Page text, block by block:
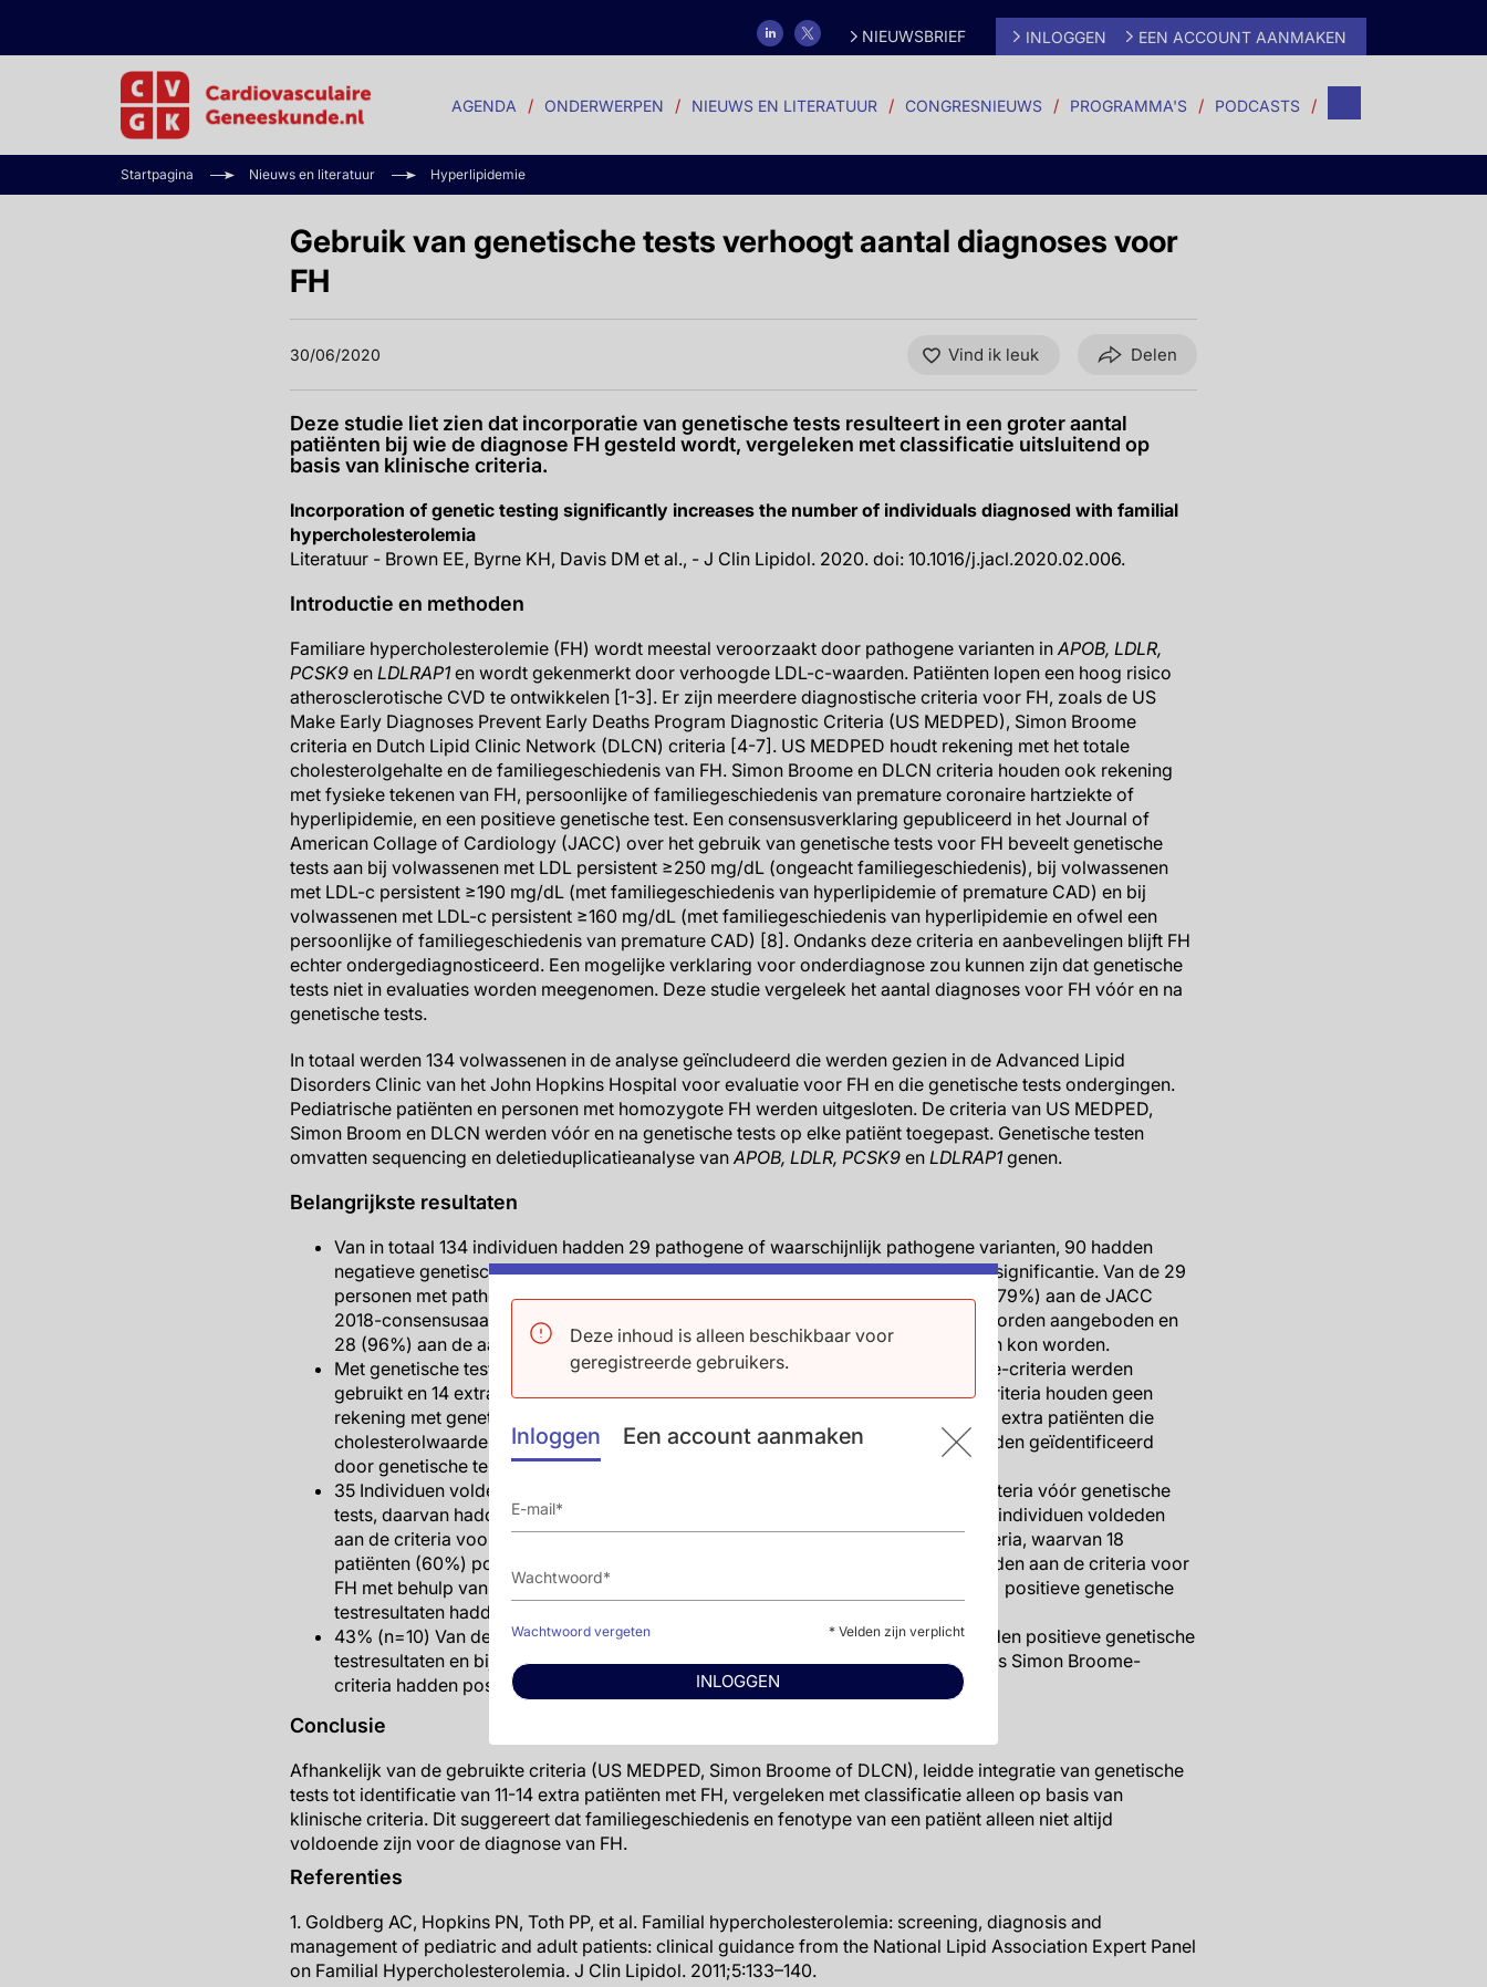
Deze inhoud is alleen beschikbaar voor
geregistreerde gebruikers.
Inloggen Een account aanmaken
Wachtwoord vergeten * Velden zijn verplicht
INLOGGEN
NIEUWSBRIEF INLOGGEN EEN ACCOUNT AANMAKEN
AGENDA ONDERWERPEN NIEUWS EN LITERATUUR CONGRESNIEUWS PROGRAMMA'S PODCASTS
Startpagina Nieuws en literatuur Hyperlipidemie
Gebruik van genetische tests verhoogt aantal diagnoses voor
FH
30/06/2020 Vind ik leuk Delen
Deze studie liet zien dat incorporatie van genetische tests resulteert in een groter aantal
patiënten bij wie de diagnose FH gesteld wordt, vergeleken met classificatie uitsluitend op
basis van klinische criteria.
Incorporation of genetic testing significantly increases the number of individuals diagnosed with familial
hypercholesterolemia
Literatuur - Brown EE, Byrne KH, Davis DM et al., - J Clin Lipidol. 2020. doi: 10.1016/j.jacl.2020.02.006.
Introductie en methoden
Familiare hypercholesterolemie (FH) wordt meestal veroorzaakt door pathogene varianten in APOB, LDLR,
PCSK9 en LDLRAP1en wordt gekenmerkt door verhoogde LDL-c-waarden. Patiënten lopen een hoog risico
atherosclerotische CVD te ontwikkelen [1-3]. Er zijn meerdere diagnostische criteria voor FH, zoals de US
Make Early Diagnoses Prevent Early Deaths Program Diagnostic Criteria (US MEDPED), Simon Broome
criteria en Dutch Lipid Clinic Network (DLCN) criteria [4-7]. US MEDPED houdt rekening met het totale
cholesterolgehalte en de familiegeschiedenis van FH. Simon Broome en DLCN criteria houden ook rekening
met fysieke tekenen van FH, persoonlijke of familiegeschiedenis van premature coronaire hartziekte of
hyperlipidemie, en een positieve genetische test. Een consensusverklaring gepubliceerd in het Journal of
American Collage of Cardiology (JACC) over het gebruik van genetische tests voor FH beveelt genetische
tests aan bij volwassenen met LDL persistent ≥250 mg/dL (ongeacht familiegeschiedenis), bij volwassenen
met LDL-c persistent ≥190 mg/dL (met familiegeschiedenis van hyperlipidemie of premature CAD) en bij
volwassenen met LDL-c persistent ≥160 mg/dL (met familiegeschiedenis van hyperlipidemie en ofwel een
persoonlijke of familiegeschiedenis van premature CAD) [8]. Ondanks deze criteria en aanbevelingen blijft FH
echter ondergediagnosticeerd. Een mogelijke verklaring voor onderdiagnose zou kunnen zijn dat genetische
tests niet in evaluaties worden meegenomen. Deze studie vergeleek het aantal diagnoses voor FH vóór en na
genetische tests.
In totaal werden 134 volwassenen in de analyse geïncludeerd die werden gezien in de Advanced Lipid
Disorders Clinic van het John Hopkins Hospital voor evaluatie voor FH en die genetische tests ondergingen.
Pediatrische patiënten en personen met homozygote FH werden uitgesloten. De criteria van US MEDPED,
Simon Broom en DLCN werden vóór en na genetische tests op elke patiënt toegepast. Genetische testen
omvatten sequencing en deletieduplicatieanalyse van APOB, LDLR, PCSK9 en LDLRAP1genen.
Belangrijkste resultaten
Van in totaal 134 individuen hadden 29 pathogene of waarschijnlijk pathogene varianten, 90 hadden
negatieve genetische testresultaten en 15 droegen een variant met een onzekere significantie. Van de 29
personen met pathogene of waarschijnlijk pathogene varianten, voldeden er 23 (79%) aan de JACC
2018-consensusaanbevelingen voor wanneer genetische tests zouden moeten worden aangeboden en
28 (96%) aan de aanbevelingen voor wanneer genetische counseling overwogen kon worden.
Met genetische tests werden 12 extra patiënten geïdentificeerd als Simon Broome-criteria werden
gebruikt en 14 extra patiënten als DLCN-criteria werden gebruikt. US MEDPED-criteria houden geen
rekening met genetische testresultaten. Genetische tests identificeerden echter 11 extra patiënten die
cholesterolwaarden onder de grenswaarden hadden. 5 Extra patiënten (8%) werden geïdentificeerd
door genetische tests als alle drie diagnostische criteria werden gebruikt.
35 Individuen voldeden aan de criteria voor "vrijwel zeker FH" volgens DLCN-criteria vóór genetische
tests, daarvan hadden 15 patiënten (42%) positieve genetische testresultaten. 30 individuen voldeden
aan de criteria voor "definitief FH" vóór genetische tests met Simon Broome-criteria, waarvan 18
patiënten (60%) positieve genetische testresultaten hadden. 29 Individuen voldeden aan de criteria voor
FH met behulp van US MEDPED-criteria vóór genetische tests, waarvan 18 (62%) positieve genetische
testresultaten hadden.
43% (n=10) Van de personen met "waarschijnlijk FH" volgens DLCN-scores hadden positieve genetische
testresultaten en bijna een derde van de personen met "waarschijnlijk FH" volgens Simon Broome-
criteria hadden positieve genetische testresultaten.
Conclusie
Afhankelijk van de gebruikte criteria (US MEDPED, Simon Broome of DLCN), leidde integratie van genetische
tests tot identificatie van 11-14 extra patiënten met FH, vergeleken met classificatie alleen op basis van
klinische criteria. Dit suggereert dat familiegeschiedenis en fenotype van een patiënt alleen niet altijd
voldoende zijn voor de diagnose van FH.
Referenties
1. Goldberg AC, Hopkins PN, Toth PP, et al. Familial hypercholesterolemia: screening, diagnosis and
management of pediatric and adult patients: clinical guidance from the National Lipid Association Expert Panel
on Familial Hypercholesterolemia. J Clin Lipidol. 2011;5:133–140.